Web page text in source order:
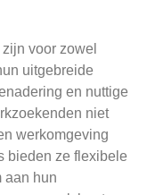
voor zowel
uitgebreide
en nuttige
niet
werkomgeving
bieden ze flexibele
aan hun